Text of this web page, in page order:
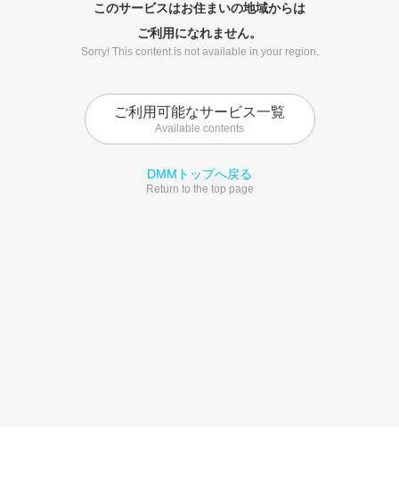
このサービスはお住まいの地域からは
ご利用になれません。
Sorry! This content is not available in your region.
ご利用可能なサービス一覧
Available contents
DMMトップへ戻る
Return to the top page